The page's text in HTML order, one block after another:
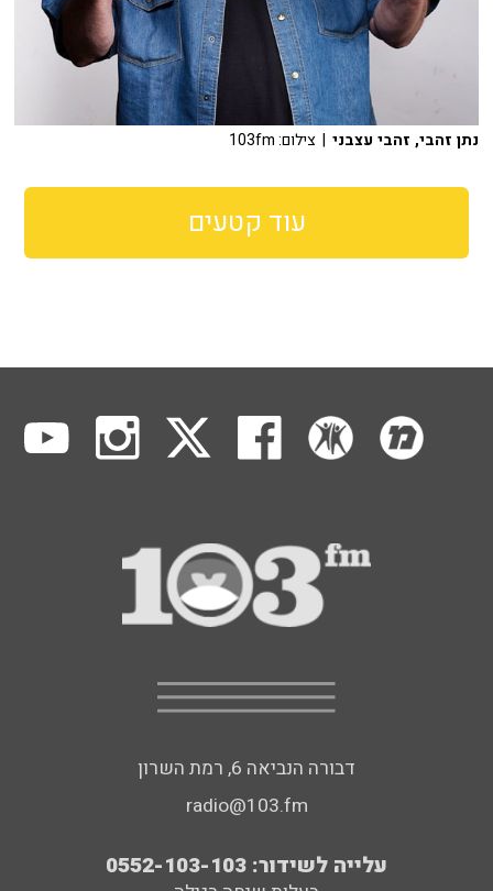
נתן זהבי, זהבי עצבני | צילום: 103fm
עוד קטעים
דבורה הנביאה 6, רמת השרון
radio@103.fm
עלייה לשידור: 0552-103-103